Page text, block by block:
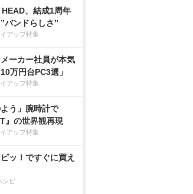
、結成1周年
バンドらしさ”
アップ特集
ーカー社員が本気
万円台PC3選」
アップ特集
よう」腕時計で
』の世界観再現
アップ特集
ッ！ですぐに買え
ンピ